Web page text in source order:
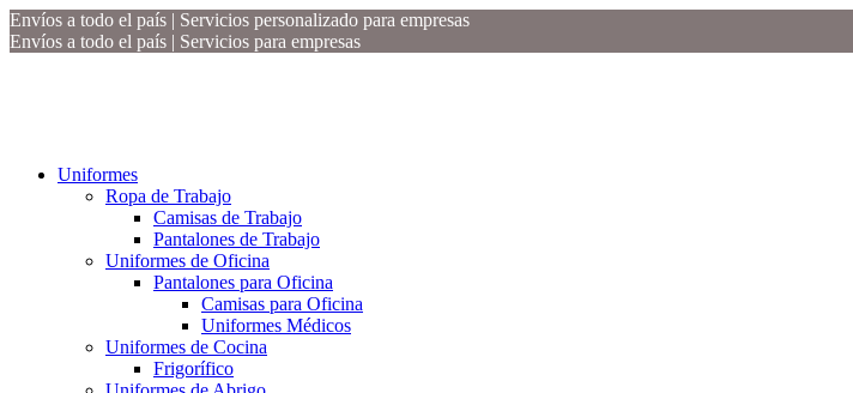
Envíos a todo el país | Servicios personalizado para empresas
Envíos a todo el país | Servicios para empresas
Uniformes
Ropa de Trabajo
Camisas de Trabajo
Pantalones de Trabajo
Uniformes de Oficina
Pantalones para Oficina
Camisas para Oficina
Uniformes Médicos
Uniformes de Cocina
Frigorífico